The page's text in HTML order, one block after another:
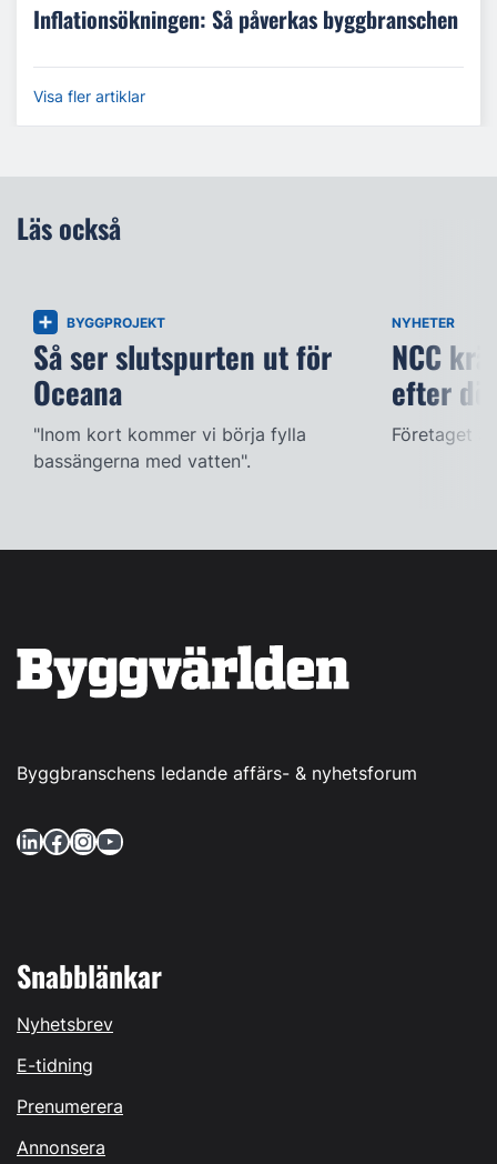
Inflationsökningen: Så påverkas byggbranschen
Visa fler artiklar
Läs också
BYGGPROJEKT
Så ser slutspurten ut för
Oceana
"Inom kort kommer vi börja fylla
bassängerna med vatten".
NYHETER
NCC
efter
Företaget
Byggbranschens ledande affärs- & nyhetsforum
LinkedIn Facebook InstagramYouTube
Snabblänkar
Nyhetsbrev
E-tidning
Prenumerera
Annonsera